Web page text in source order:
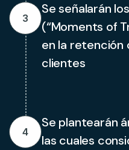
3
Se señalarán
(“Moments of
en la retención
clientes
4
Se plantearán
las cuales